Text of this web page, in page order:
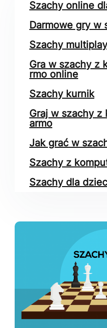
Szachy online
Darmowe gry w
Szachy
Gra w szachy z
rmo online
Szachy kurnik
Graj w szachy z
armo
Jak grać w
Szachy z
Szachy dla